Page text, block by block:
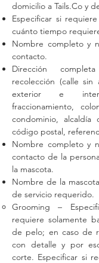
domicilio a Tails.Co y
Especificar si
cuánto tiempo
Nombre completo y
contacto.
Dirección
recolección (calle sin
exterior e
fraccionamiento,
condominio, alcaldía
código postal,
Nombre completo y
contacto de la
la mascota.
Nombre de la
de servicio requerido.
Grooming –
requiere solamente
de pelo; en caso de
con detalle y por
corte. Especificar si